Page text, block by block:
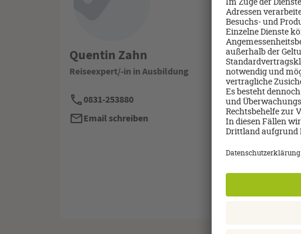
Quentin Zahn
Reiseexpert/-in in Ausbildung
0831-253880
Email schreiben